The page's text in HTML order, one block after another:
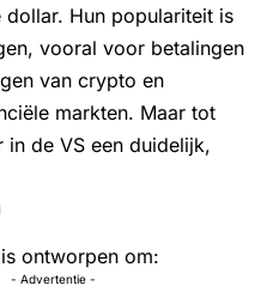
dollar. Hun populariteit is
vooral voor betalingen
van crypto en
markten. Maar tot
de VS een duidelijk,
ontworpen om:
- Advertentie -